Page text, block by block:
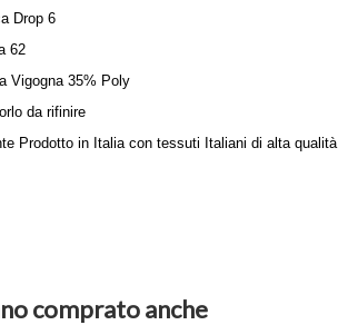
Drop 6
62
Vigogna 35% Poly
da rifinire
Prodotto in Italia con tessuti Italiani di alta qualità
comprato anche